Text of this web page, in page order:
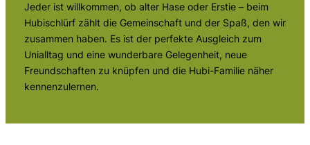
Jeder ist willkommen, ob alter Hase oder Erstie – beim
Hubischlürf zählt die Gemeinschaft und der Spaß, den wir
zusammen haben. Es ist der perfekte Ausgleich zum
Unialltag und eine wunderbare Gelegenheit, neue
Freundschaften zu knüpfen und die Hubi-Familie näher
kennenzulernen.